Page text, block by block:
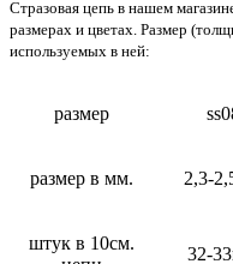
Стразовая цепь в нашем
размерах и цветах. Размер
используемых в ней:
размер
размер в мм. 2,3-
штук в 10см.
32-